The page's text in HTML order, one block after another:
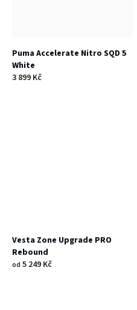
Puma Accelerate Nitro SQD 5
White
3 899 Kč
Vesta Zone Upgrade PRO
Rebound
od 5 249 Kč